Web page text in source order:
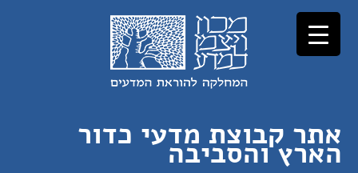
לתוכן
לניווט
אתר קבוצת מדעי כדור
הארץ והסביבה